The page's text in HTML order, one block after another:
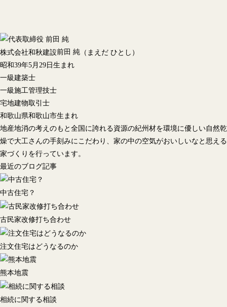
株式会社和秋建設前田 純 （まえだ ひとし）
昭和39年5月29日生まれ
一級建築士
一級施工管理技士
宅地建物取引士
和歌山県和歌山市生まれ
地産地消の考えのもと全国に誇れる資源の紀州材を環境に優しい自然乾
燥で大工さんの手刻みにこだわり、家の中の空気がおいしいなと思える
家づくりを行っています。
最近のブログ記事
中古住宅？
古民家改修打ち合わせ
注文住宅はどうなるのか
熊本地震
相続に関する相談